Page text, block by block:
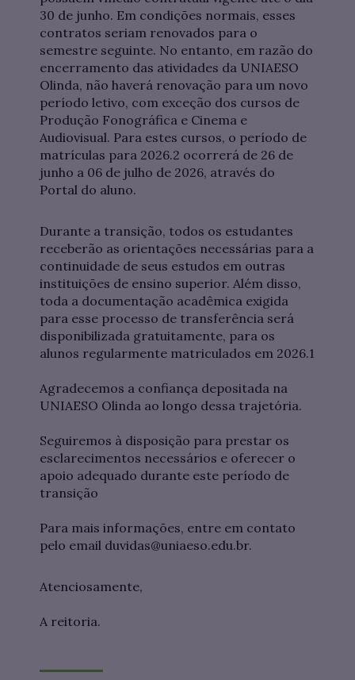
30 de junho. Em condições normais, esses
contratos seriam renovados para o
semestre seguinte. No entanto, em razão do
encerramento das atividades da UNIAESO
Olinda, não haverá renovação para um novo
período letivo, com exceção dos cursos de
Produção Fonográfica e Cinema e
Audiovisual. Para estes cursos, o período de
matrículas para 2026.2 ocorrerá de 26 de
junho a 06 de julho de 2026, através do
Portal do aluno.
Durante a transição, todos os estudantes
receberão as orientações necessárias para a
continuidade de seus estudos em outras
instituições de ensino superior. Além disso,
toda a documentação acadêmica exigida
para esse processo de transferência será
disponibilizada gratuitamente, para os
alunos regularmente matriculados em 2026.1
Agradecemos a confiança depositada na
UNIAESO Olinda ao longo dessa trajetória.
Seguiremos à disposição para prestar os
esclarecimentos necessários e oferecer o
apoio adequado durante este período de
transição
Para mais informações, entre em contato
pelo email duvidas@uniaeso.edu.br.
Atenciosamente,
A reitoria.